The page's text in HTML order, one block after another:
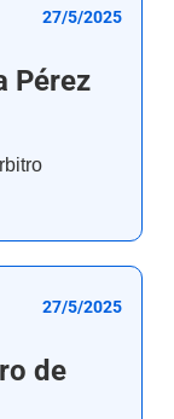
27/5/2025
Pérez
27/5/2025
de